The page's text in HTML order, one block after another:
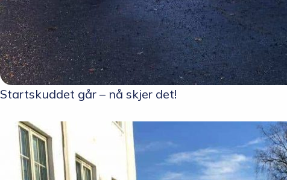
Startskuddet går – nå skjer det!